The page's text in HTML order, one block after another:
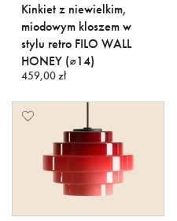
Kinkiet z niewielkim,
miodowym kloszem w
stylu retro FILO WALL
HONEY (⌀14)
459,00 zł